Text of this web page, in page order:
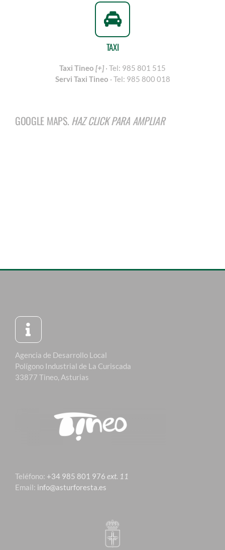
TAXI
Taxi Tineo [+] · Tel: 985 801 515
Servi Taxi Tineo · Tel: 985 800 018
GOOGLE MAPS. HAZ CLICK PARA AMPLIAR
Agencia de Desarrollo Local
Polígono Industrial de La Curiscada
33877 Tineo, Asturias
Teléfono: +34 985 801 976 ext. 11
Email: info@asturforesta.es